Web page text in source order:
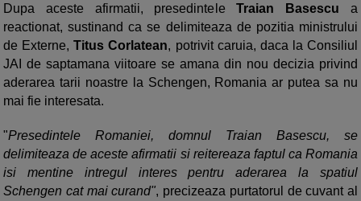
Dupa aceste afirmatii, presedintele Traian Basescu a
reactionat, sustinand ca se delimiteaza de pozitia ministrului
de Externe,Titus Corlatean, potrivit caruia, daca la Consiliul
JAI de saptamana viitoare se amana din nou decizia privind
aderarea tarii noastre la Schengen, Romania ar putea sa nu
mai fie interesata.
"Presedintele Romaniei, domnul Traian Basescu, se
delimiteaza de aceste afirmatii si reitereaza faptul ca Romania
isi mentine intregul interes pentru aderarea la spatiul
Schengen cat mai curand", precizeaza purtatorul de cuvant al